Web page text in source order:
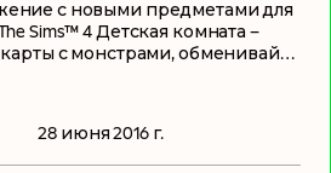
с новыми предметами для
Sims™ 4 Детская комната –
карты с монстрами, обменивайте
театра. Наряжайте юных
и делайте им новые
28 июня 2016 г.